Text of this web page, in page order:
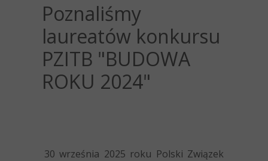
Poznaliśmy
laureatów konkursu
PZITB "BUDOWA
ROKU 2024"
30 września 2025 roku Polski Związek